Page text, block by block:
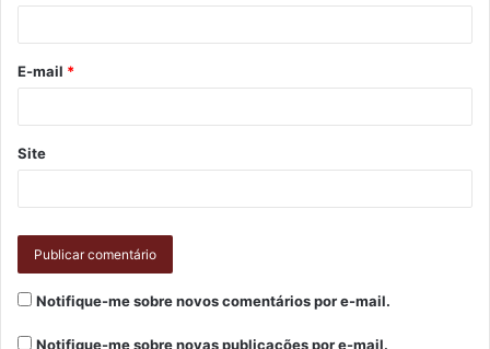
E-mail *
Site
Notifique-me sobre novos comentários por e-mail.
Notifique-me sobre novas publicações por e-mail.